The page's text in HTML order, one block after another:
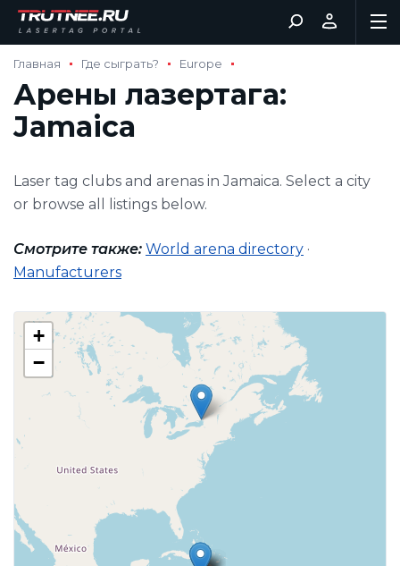
Главная Где сыграть? Europe
Арены лазертага:
Jamaica
Laser tag clubs and arenas in Jamaica. Select a city
or browse all listings below.
Смотрите также: World arena directory ·
Manufacturers
+
−